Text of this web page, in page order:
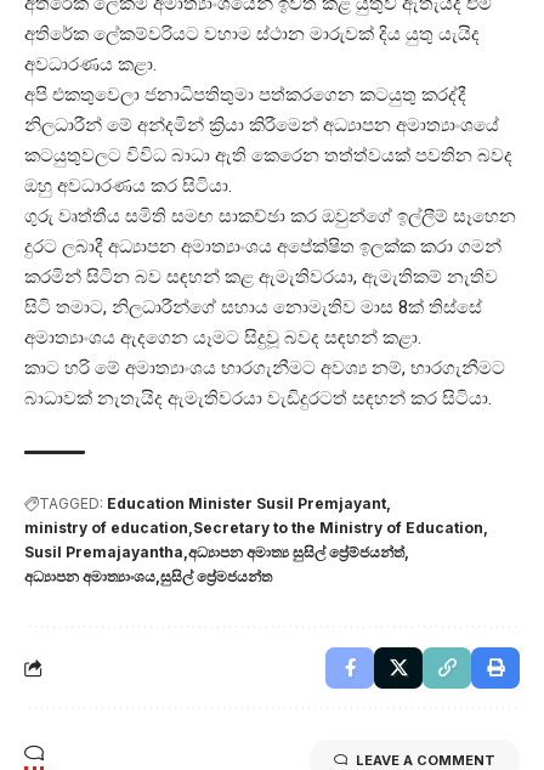
අතිරේක ලේකම්වරියට වහාම ස්ථාන මාරුවක් දිය යුතු යැයිද
අවධාරණය කළා.
අපි එකතුවෙලා ජනාධිපතිතුමා පත්කරගෙන කටයුතු කරද්දී
නිලධාරීන් මේ අන්දමින් ක්‍රියා කිරීමෙන් අධ්‍යාපන අමාත්‍යාංශයේ
කටයුතුවලට විවිධ බාධා ඇති කෙරෙන තත්ත්වයක් පවතින බවද
ඔහු අවධාරණය කර සිටියා.
ගුරු වෘත්තීය සමිති සමඟ සාකච්ඡා කර ඔවුන්ගේ ඉල්ලීම් සෑහෙන
දුරට ලබාදී අධ්‍යාපන අමාත්‍යාංශය අපේක්ෂිත ඉලක්ක කරා ගමන්
කරමින් සිටින බව සඳහන් කළ ඇමැතිවරයා, ඇමැතිකම් නැතිව
සිටි තමාට, නිලධාරීන්ගේ සහාය නොමැතිව මාස 8ක් තිස්සේ
අමාත්‍යාංශය ඇදගෙන යෑමට සිදුවූ බවද සඳහන් කළා.
කාට හරි මේ අමාත්‍යාංශය භාරගැනීමට අවශ්‍ය නම්, භාරගැනීමට
බාධාවක් නැතැයිද ඇමැතිවරයා වැඩිදුරටත් සඳහන් කර සිටියා.
TAGGED: Education Minister Susil Premjayant
ministry of education Secretary to the Ministry of Education
Susil Premajayantha අධ්‍යාපන අමාත්‍ය සුසිල් ප්‍රේම්ජයන්ත්
අධ්‍යාපන අමාත්‍යාංශය සුසිල් ප්‍රේමජයන්ත
LEAVE A COMMENT